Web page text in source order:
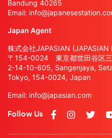
Bandung 40265
Email:
Japan Agent
株式会社JAPASIAN (JAPASIAN
〒154-0024 東京都世田谷区
2-14-10-605, Sangenjaya,
Tokyo, 154-0024, Japan
Email: info@japasian.com
Follow Us